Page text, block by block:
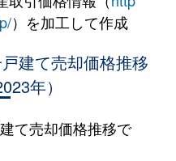
後閑 徒歩24分
）を加工して作成
建て売却価格推移
年）
て売却価格推移で